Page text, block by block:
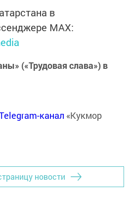
в
MАХ:
(«Трудовая слава») в
канал «Кукмор
новости